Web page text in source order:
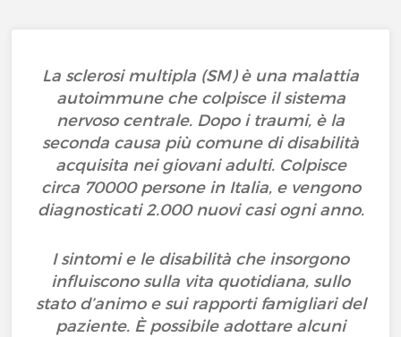
La sclerosi multipla (SM) è una malattia
autoimmune che colpisce il sistema
nervoso centrale. Dopo i traumi, è la
seconda causa più comune di disabilità
acquisita nei giovani adulti. Colpisce
circa 70000 persone in Italia, e vengono
diagnosticati 2.000 nuovi casi ogni anno.
I sintomi e le disabilità che insorgono
influiscono sulla vita quotidiana, sullo
stato d’animo e sui rapporti famigliari del
paziente. È possibile adottare alcuni